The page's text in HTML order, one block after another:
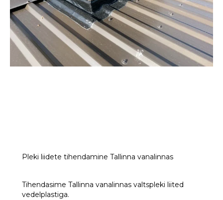
Pleki liidete tihendamine Tallinna vanalinnas
Tihendasime Tallinna vanalinnas valtspleki liited
vedelplastiga.